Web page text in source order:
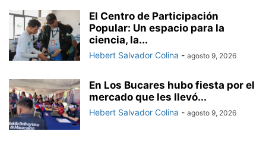
El Centro de Participación
Popular: Un espacio para la
ciencia, la...
Hebert Salvador Colina - agosto 9, 2026
En Los Bucares hubo fiesta por el
mercado que les llevó...
Hebert Salvador Colina - agosto 9, 2026